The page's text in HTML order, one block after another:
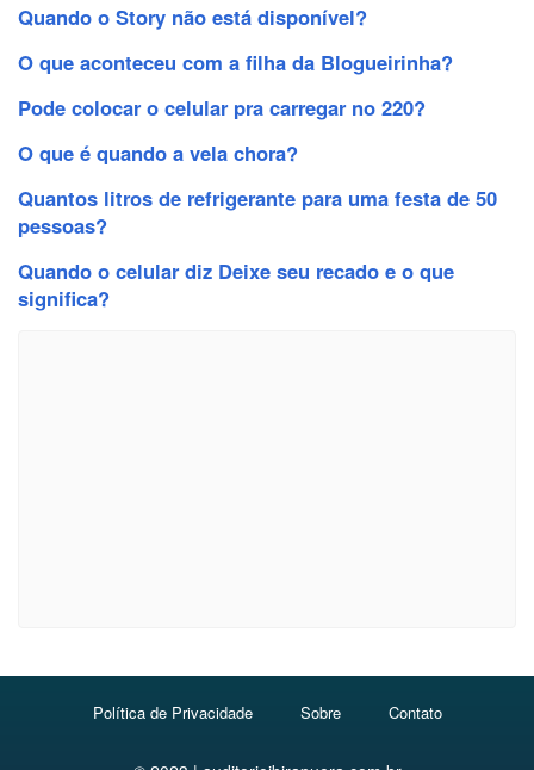
Quando o Story não está disponível?
O que aconteceu com a filha da Blogueirinha?
Pode colocar o celular pra carregar no 220?
O que é quando a vela chora?
Quantos litros de refrigerante para uma festa de 50
pessoas?
Quando o celular diz Deixe seu recado e o que
significa?
Política de Privacidade Sobre Contato